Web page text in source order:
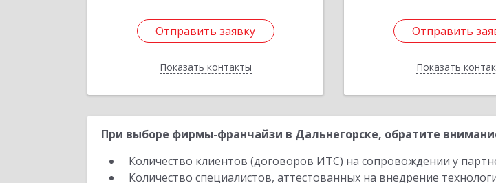
Отправить заявку
Показать контакты
Отправить заявку
Назад
Отправить
Показать
Отправить
Назад
При выборе фирмы-франчайзи в Дальнегорске, обратите
Количество клиентов (договоров ИТС) на сопровождении у
Количество специалистов, аттестованных на внедрение